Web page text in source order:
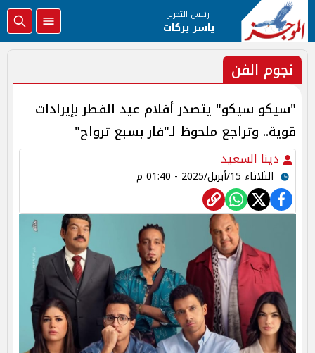
رئيس التحرير
ياسر بركات
نجوم الفن
"سيكو سيكو" يتصدر أفلام عيد الفطر بإيرادات
قوية.. وتراجع ملحوظ لـ"فار بسبع ترواح"
دينا السعيد
الثلاثاء 15/أبريل/2025 - 01:40 م